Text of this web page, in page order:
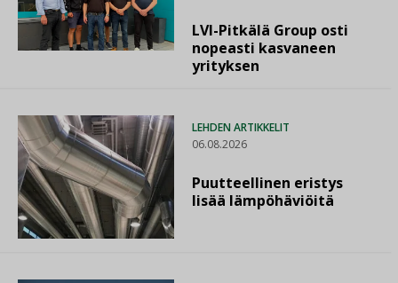
LVI-Pitkälä Group osti
nopeasti kasvaneen
yrityksen
LEHDEN ARTIKKELIT
06.08.2026
Puutteellinen eristys
lisää lämpöhäviöitä